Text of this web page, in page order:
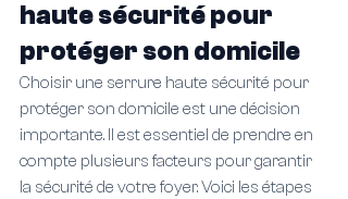
haute sécurité pour
protéger son domicile
Choisir une serrure haute sécurité pour
protéger son domicile est une décision
importante. Il est essentiel de prendre en
compte plusieurs facteurs pour garantir
la sécurité de votre foyer. Voici les étapes